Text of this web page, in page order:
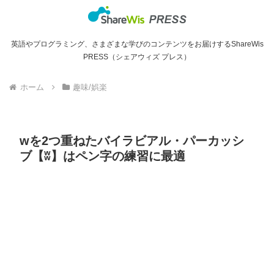
英語やプログラミング、さまざまな学びのコンテンツをお届けするShareWis
PRESS（シェアウィズ プレス）
ホーム 趣味/娯楽
wを2つ重ねたバイラビアル・パーカッシ
ブ【ʬ】はペン字の練習に最適